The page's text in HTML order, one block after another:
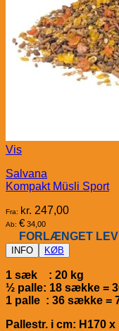
Vis
Salvana
Kompakt Müsli Sport
Fra: kr. 247,00
Ab: € 34,00
FORLÆNGET
INFO KØB
1 sæk : 20 kg
½ palle: 18 sække =
1 palle : 36 sække =
Pallestr. i cm: H170